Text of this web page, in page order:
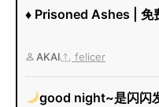
♦️ Prisoned Ashes |
AKAI felicer
good night~是闪闪